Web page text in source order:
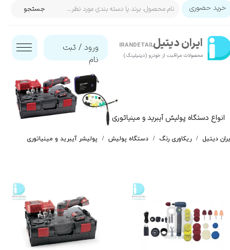
ایران‌ دیتیل
محصولات مراقبت از خودرو (دیتیلینگ)​​​​​​​
IRANDETAIL ورود / ثبت
نام
حساب کاربری من
تغییر گذر واژه
جستجو خرید حضوری
انواع دستگاه پولیش آیبرید و مینیاتوری
دیتیل ریکاوری رنگ دستگاه پولیش پولیشر آیبرید و مینیاتوری